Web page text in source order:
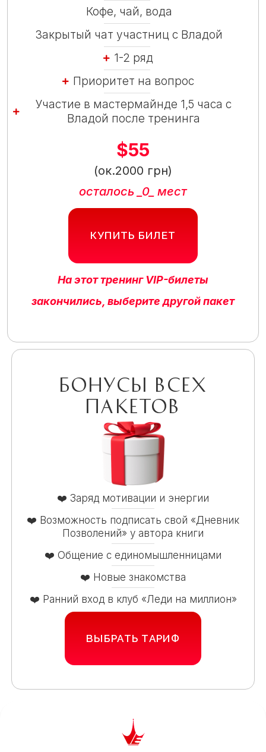
Кофе, чай, вода
Закрытый чат участниц с Владой
1-2 ряд
Приоритет на вопрос
Участие в мастермайнде 1,5 часа с
Владой после тренинга
$55
(ок.2000 грн)
осталось _0_ мест
КУПИТЬ БИЛЕТ
На этот тренинг VIP-билеты
закончились, выберите другой пакет
Бонусы всех
пакетов
❤️ Заряд мотивации и энергии
❤️ Возможность подписать свой «Дневник
Позволений» у автора книги
❤️ Общение с единомышленницами
❤️ Новые знакомства
❤️ Ранний вход в клуб «Леди на миллион»
ВЫБРАТЬ ТАРИФ